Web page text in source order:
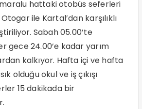
hattaki otobüs seferleri
ile Kartal’dan karşılıklı
Sabah 05.00’te
gece 24.00’e kadar yarım
kalkıyor. Hafta içi ve hafta
olduğu okul ve iş çıkışı
15 dakikada bir